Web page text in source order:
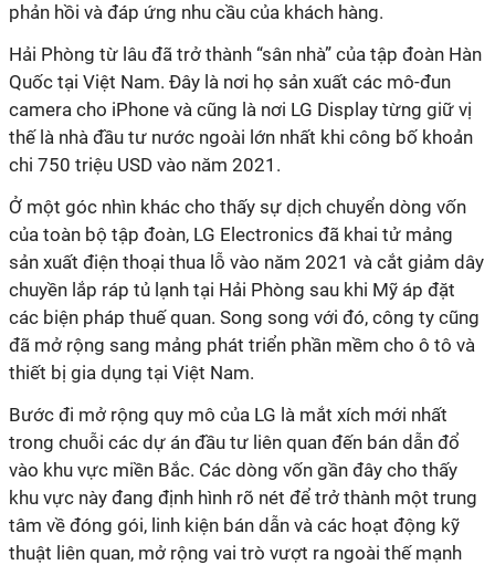
phản hồi và đáp ứng nhu cầu của khách hàng.
Hải Phòng từ lâu đã trở thành “sân nhà” của tập đoàn Hàn
Quốc tại Việt Nam. Đây là nơi họ sản xuất các mô-đun
camera cho iPhone và cũng là nơi LG Display từng giữ vị
thế là nhà đầu tư nước ngoài lớn nhất khi công bố khoản
chi 750 triệu USD vào năm 2021.
Ở một góc nhìn khác cho thấy sự dịch chuyển dòng vốn
của toàn bộ tập đoàn, LG Electronics đã khai tử mảng
sản xuất điện thoại thua lỗ vào năm 2021 và cắt giảm dây
chuyền lắp ráp tủ lạnh tại Hải Phòng sau khi Mỹ áp đặt
các biện pháp thuế quan. Song song với đó, công ty cũng
đã mở rộng sang mảng phát triển phần mềm cho ô tô và
thiết bị gia dụng tại Việt Nam.
Bước đi mở rộng quy mô của LG là mắt xích mới nhất
trong chuỗi các dự án đầu tư liên quan đến bán dẫn đổ
vào khu vực miền Bắc. Các dòng vốn gần đây cho thấy
khu vực này đang định hình rõ nét để trở thành một trung
tâm về đóng gói, linh kiện bán dẫn và các hoạt động kỹ
thuật liên quan, mở rộng vai trò vượt ra ngoài thế mạnh